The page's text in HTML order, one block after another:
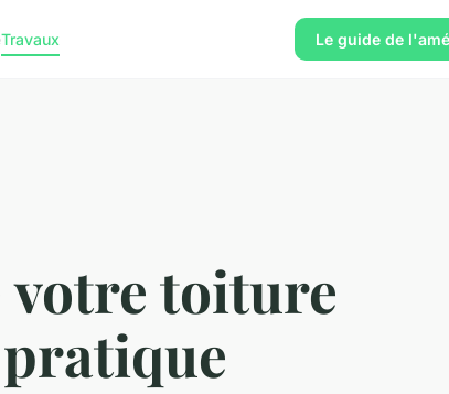
Travaux Le guide de
votre toiture